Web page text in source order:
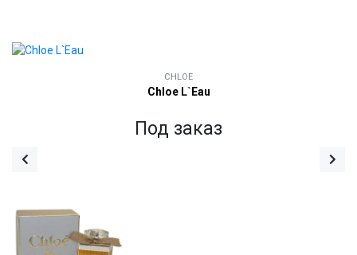
CHLOE
Chloe L`Eau
Под заказ